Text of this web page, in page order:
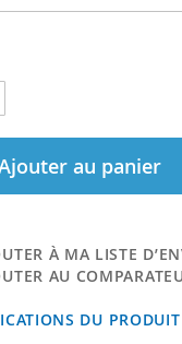
au panier
À MA LISTE
AU
DU PRODUIT